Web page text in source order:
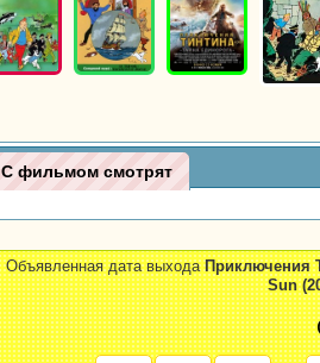
С фильмом смотрят
Объявленная дата выходаПриключения
Sun